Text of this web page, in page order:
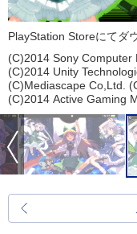
PlayStation Storeにてダ
(C)2014 Sony Computer
(C)2014 Unity
(C)Mediascape Co,Ltd.
(C)2014 Active Gaming